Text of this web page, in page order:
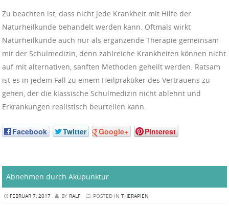
Zu beachten ist, dass nicht jede Krankheit mit Hilfe der
Naturheilkunde behandelt werden kann. Oftmals wirkt
Naturheilkunde auch nur als ergänzende Therapie gemeinsam
mit der Schulmedizin, denn zahlreiche Krankheiten können nicht
auf mit alternativen, sanften Methoden geheilt werden. Ratsam
ist es in jedem Fall zu einem Heilpraktiker des Vertrauens zu
gehen, der die klassische Schulmedizin nicht ablehnt und
Erkrankungen realistisch beurteilen kann.
Facebook Twitter Google+ Pinterest
Abnehmen durch Akupunktur
FEBRUAR 7, 2017 BY RALF POSTED IN THERAPIEN